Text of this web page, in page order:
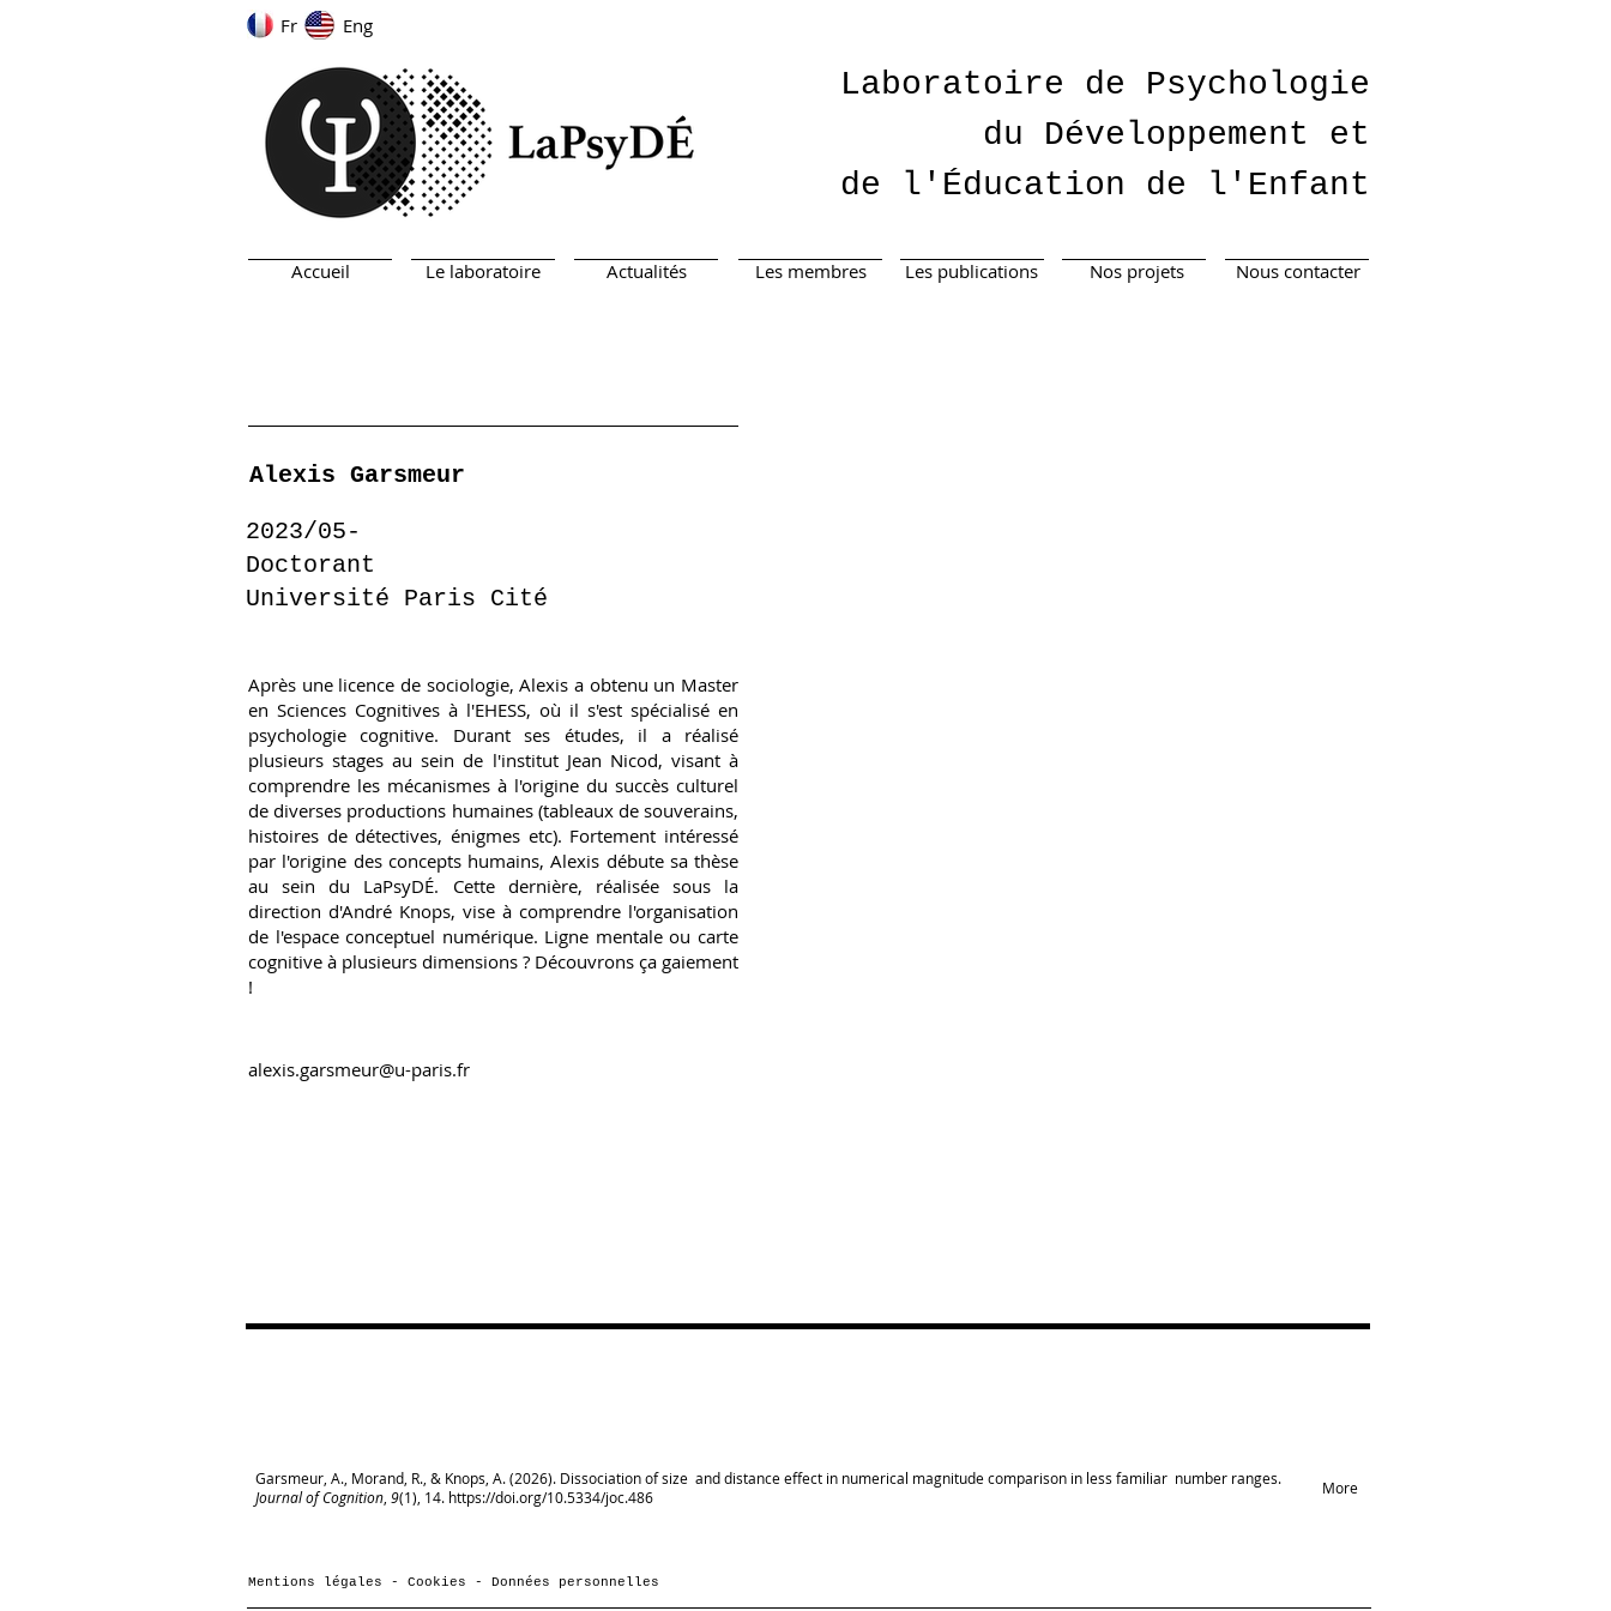
Fr Eng
Laboratoire de Psychologie
du Développement et
de l'Éducation de l'Enfant
Accueil Le laboratoire Les membres
Actualités Nous contacter
Nos projets
Les publications
Alexis Garsmeur
2023/05-
Doctorant
Université Paris Cité
Après une licence de sociologie, Alexis a obtenu un Master
en Sciences Cognitives à l'EHESS, où il s'est spécialisé en
psychologie cognitive. Durant ses études, il a réalisé
plusieurs stages au sein de l'institut Jean Nicod, visant à
comprendre les mécanismes à l'origine du succès culturel
de diverses productions humaines (tableaux de souverains,
histoires de détectives, énigmes etc). Fortement intéressé
par l'origine des concepts humains, Alexis débute sa thèse
au sein du LaPsyDÉ. Cette dernière, réalisée sous la
direction d'André Knops, vise à comprendre l'organisation
de l'espace conceptuel numérique. Ligne mentale ou carte
cognitive à plusieurs dimensions ? Découvrons ça gaiement
!
alexis.garsmeur@u-paris.fr
Garsmeur, A., Morand, R., & Knops, A. (2026). Dissociation of size and distance effect in numerical magnitude comparison in less familiar number ranges.
Journal of Cognition 9(1), 14. https://doi.org/10.5334/joc.486 More
Mentions légales - Cookies - Données personnelles